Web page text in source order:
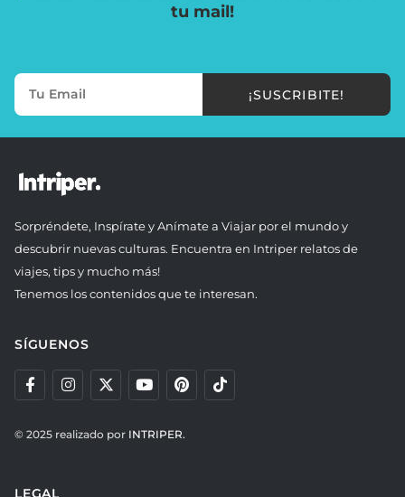
tu mail!
¡SUSCRIBITE!
Sorpréndete, Inspírate y Anímate a Viajar por el mundo y
descubrir nuevas culturas. Encuentra en Intriper relatos de
viajes, tips y mucho más!
Tenemos los contenidos que te interesan.
SÍGUENOS
© 2025 realizado por INTRIPER.
LEGAL